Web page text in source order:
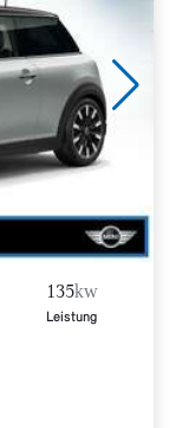
135kw
Leistung